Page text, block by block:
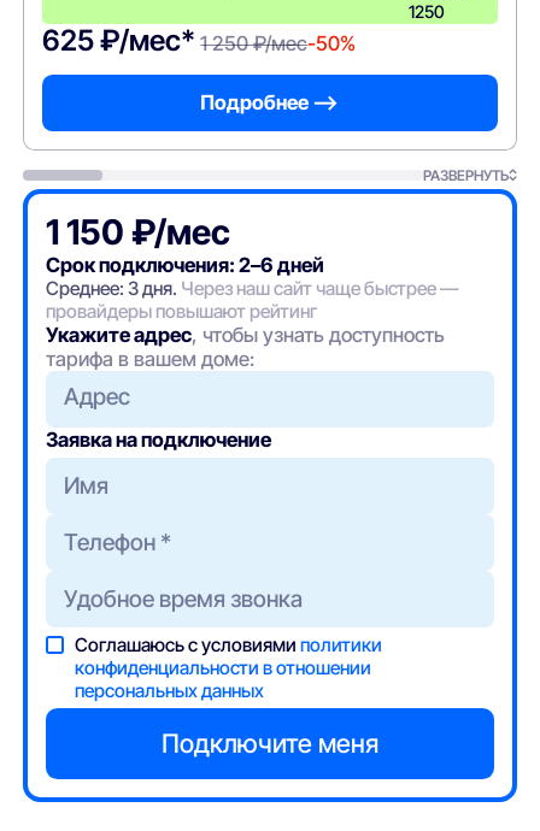
1250
625 ₽/мес* 1 250 ₽/мес-50%
Подробнее —>
РАЗВЕРНУТЬ
1 150 ₽/мес
Срок подключения: 2–6 дней
Среднее: 3 дня. Через наш сайт чаще быстрее —
провайдеры повышают рейтинг
Укажите адрес, чтобы узнать доступность
тарифа в вашем доме:
Адрес
Заявка на подключение
Соглашаюсь с условиямиполитики
конфиденциальности в отношении
персональных данных